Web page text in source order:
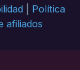
Política
afiliados